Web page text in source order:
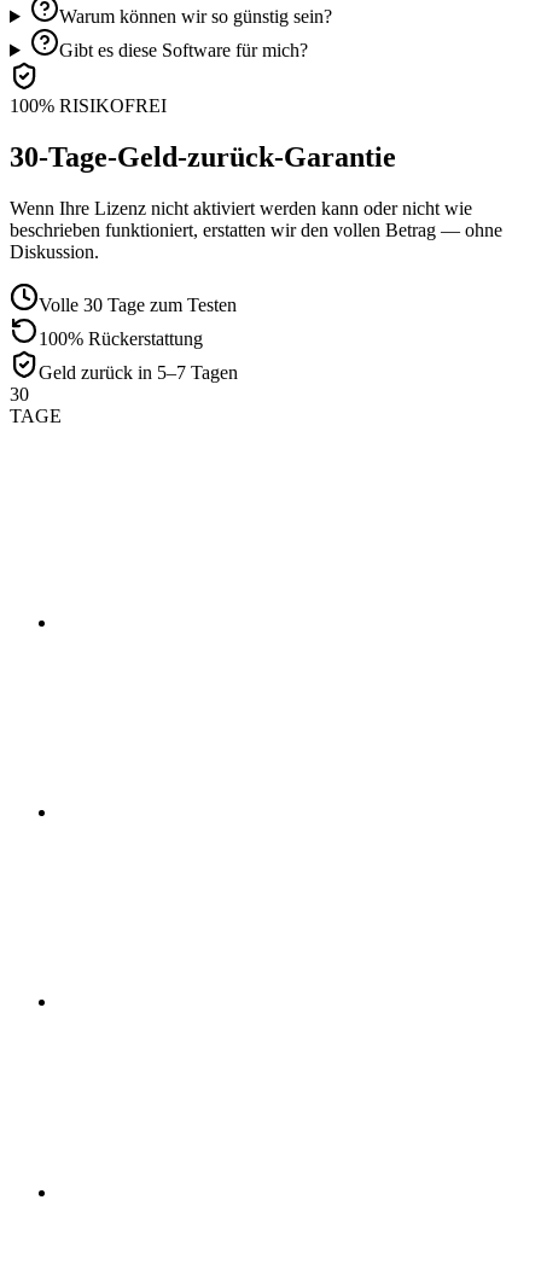
Warum können wir so günstig sein?
Gibt es diese Software für mich?
100% RISIKOFREI
30-Tage-Geld-zurück-Garantie
Wenn Ihre Lizenz nicht aktiviert werden kann oder nicht wie
beschrieben funktioniert, erstatten wir den vollen Betrag — ohne
Diskussion.
Volle 30 Tage zum Testen
100% Rückerstattung
Geld zurück in 5–7 Tagen
30
TAGE